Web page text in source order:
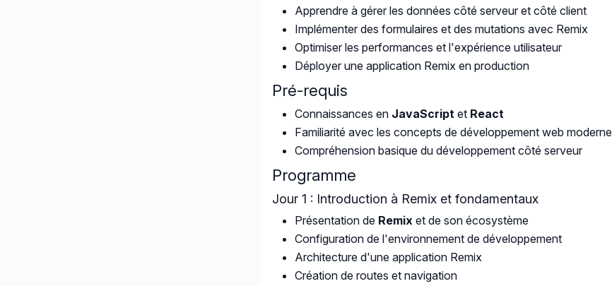
Apprendre à gérer les données côté serveur et côté client
Implémenter des formulaires et des mutations avec Remix
Optimiser les performances et l'expérience utilisateur
Déployer une application Remix en production
Pré-requis
Connaissances en JavaScriptet React
Familiarité avec les concepts de développement web moderne
Compréhension basique du développement côté serveur
Programme
Jour 1 : Introduction à Remix et fondamentaux
Présentation de Remixet de son écosystème
Configuration de l'environnement de développement
Architecture d'une application Remix
Création de routes et navigation